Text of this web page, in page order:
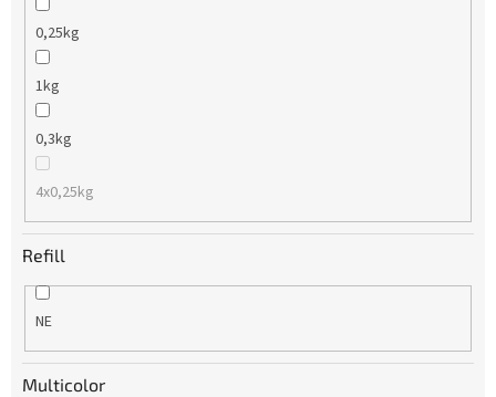
0,25kg
1kg
0,3kg
4x0,25kg
Refill
NE
Multicolor